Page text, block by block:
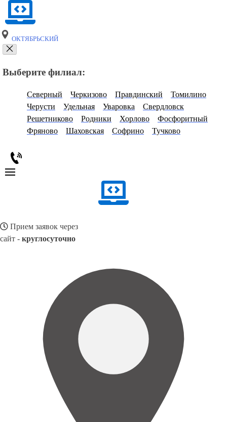
ОКТЯБРЬСКИЙ
Выберите филиал:
Северный Черкизово Правдинский
Томилино
Черусти
Удельная Уваровка
Свердловск
Решетниково
Родники Хорлово
Фосфоритный
Фряново
Шаховская Софрино Тучково
Прием заявок через
сайт - круглосуточно